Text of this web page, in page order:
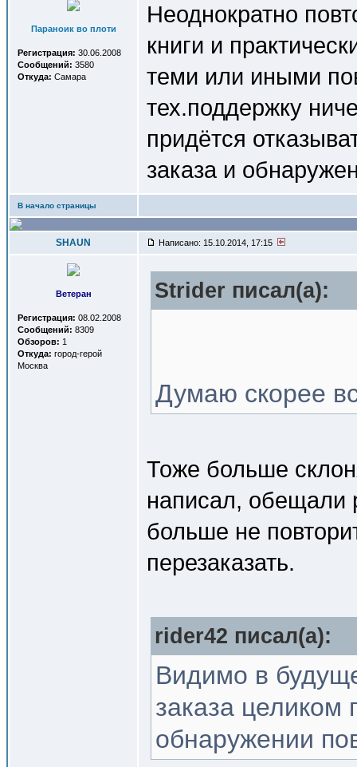
Параноик во плоти
Регистрация: 30.06.2008
Сообщений: 3580
Откуда: Самара
Неоднократно
книги и
теми или иными
тех.поддержку
придётся
заказа и
В начало страницы
SHAUN Написано: 15.10.2014, 17:15
Ветеран
Регистрация: 08.02.2008
Сообщений: 8309
Обзоров: 1
Откуда: город-герой
Москва
Strider писал(a):
Думаю скорее
Тоже больше
написал, обещали
больше не
перезаказать.
rider42 писал(a):
Видимо в
заказа целиком
обнаружении